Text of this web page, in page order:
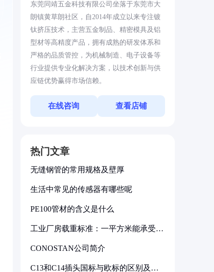
东莞同靖五金科技有限公司坐落于东莞市大
朗镇黄草朗社区，自2014年成立以来专注镀
钛挤压技术，主营五金制品、精密模具及铝
型材等高精度产品，拥有成熟的研发体系和
严格的品质管控，为机械制造、电子设备等
行业提供专业化解决方案，以技术创新与供
应链优势赢得市场信赖。
在线咨询 查看店铺
热门文章
无缝钢管的常用规格及壁厚
生活中常见的传感器有哪些呢
PE100管材的含义是什么
工业厂房载重标准：一平方米能承受多
CONOSTAN公司简介
C13和C14插头国标与欧标的区别及其